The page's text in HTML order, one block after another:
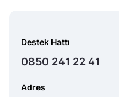
Destek Hattı
0850 241 22 41
Adres